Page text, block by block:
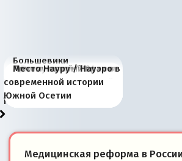
Большевики
отличаются от «Яблока»
тем, что они -
победители
Киевская марионетка
Запада рассказала о
«переобувании» хозяев
В России назрели
перемены: 15 шагов к
суверенной экономике
Миграционный пожар
Европы
Россия начинает
сбрасывать балласт
Анкориджа
Россия зимой 1904
года: первые уступки во
внутренней политике
Русская нация вчера и
сегодня
Почему правый крах в
Варшаве не поможет её
отношениям с Россией?
Место Науру / Науэро в
современной истории
Южной Осетии
Медицинская реформа в